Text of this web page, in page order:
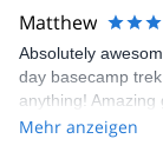
Matthew
Absolutely
day basecamp
anything!
and funny!
Mehr anzeigen